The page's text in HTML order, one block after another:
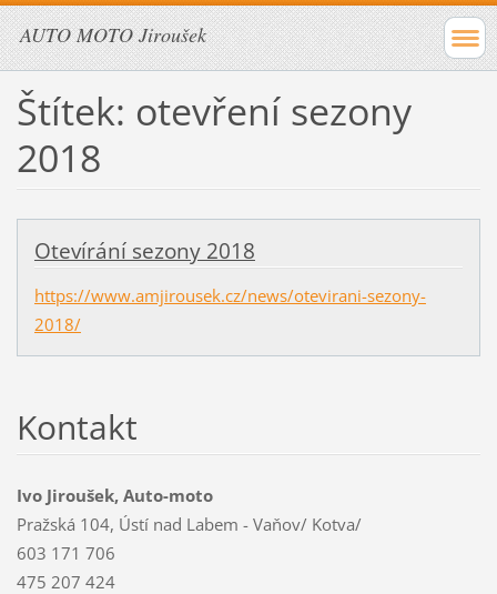
AUTO MOTO Jiroušek
Štítek: otevření sezony
2018
Otevírání sezony 2018
https://www.amjirousek.cz/news/otevirani-sezony-
2018/
Kontakt
Ivo Jiroušek, Auto-moto
Pražská 104, Ústí nad Labem - Vaňov/ Kotva/
603 171 706
475 207 424